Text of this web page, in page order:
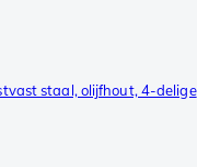
staal, olijfhout, 4-delige